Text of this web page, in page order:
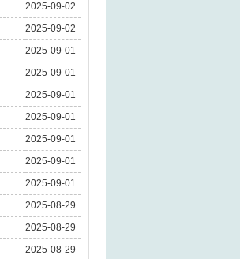
2025-09-02
2025-09-02
2025-09-01
2025-09-01
2025-09-01
2025-09-01
2025-09-01
2025-09-01
2025-09-01
2025-08-29
2025-08-29
2025-08-29